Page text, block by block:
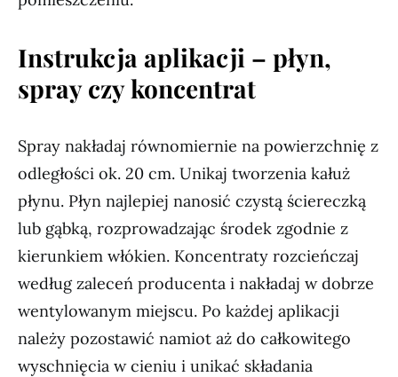
Instrukcja aplikacji – płyn,
spray czy koncentrat
Spray nakładaj równomiernie na powierzchnię z
odległości ok. 20 cm. Unikaj tworzenia kałuż
płynu. Płyn najlepiej nanosić czystą ściereczką
lub gąbką, rozprowadzając środek zgodnie z
kierunkiem włókien. Koncentraty rozcieńczaj
według zaleceń producenta i nakładaj w dobrze
wentylowanym miejscu. Po każdej aplikacji
należy pozostawić namiot aż do całkowitego
wyschnięcia w cieniu i unikać składania